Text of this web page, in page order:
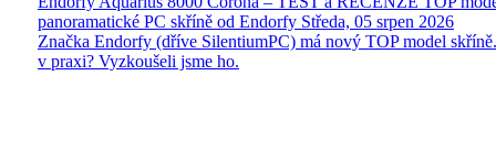
panoramatické PC skříně od Endorfy Středa, 05 srpen 2026
Značka Endorfy (dříve SilentiumPC) má nový TOP model
v praxi? Vyzkoušeli jsme ho.